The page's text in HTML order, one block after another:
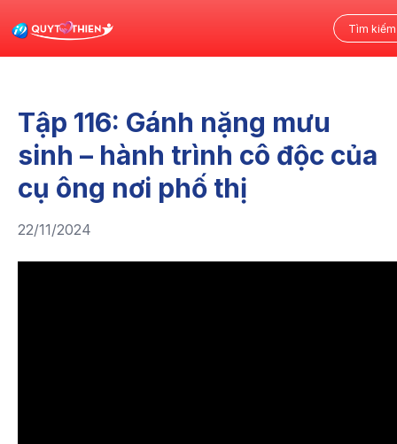
Tập 116: Gánh nặng mưu
sinh – hành trình cô độc của
cụ ông nơi phố thị
22/11/2024